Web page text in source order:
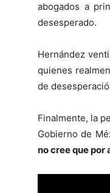
abogados a
desesperado.
Hernández
quienes
de
Finalmente, la
Gobierno de
no cree que por